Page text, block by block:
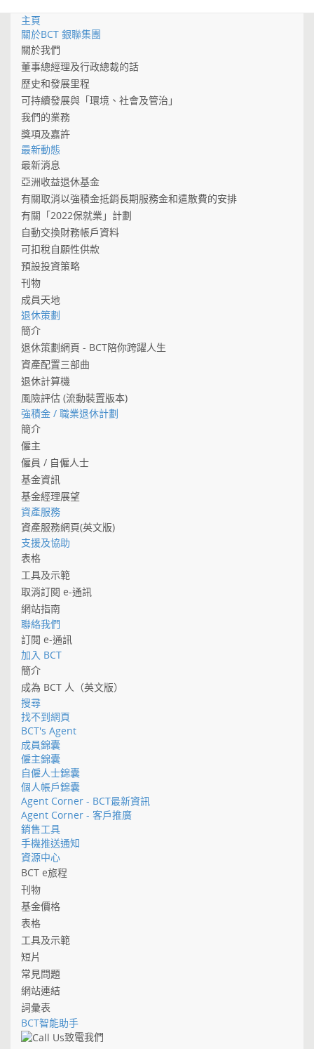
主頁
關於BCT 銀聯集團
關於我們
董事總經理及行政總裁的話
歷史和發展里程
可持續發展與「環境、社會及管治」
我們的業務
獎項及嘉許
最新動態
最新消息
亞洲收益退休基金
有關取消以強積金抵銷長期服務金和遣散費的安排
有關「2022保就業」計劃
自動交換財務帳戶資料
可扣稅自願性供款
預設投資策略
刊物
成員天地
退休策劃
簡介
退休策劃網頁 - BCT陪你跨躍人生
資產配置三部曲
退休計算機
風險評估 (流動裝置版本)
強積金 / 職業退休計劃
簡介
僱主
僱員 / 自僱人士
基金資訊
基金經理展望
資產服務
資產服務網頁(英文版)
支援及協助
表格
工具及示範
取消訂閱 e-通訊
網站指南
聯絡我們
訂閱 e-通訊
加入 BCT
簡介
成為 BCT 人（英文版）
搜尋
找不到網頁
BCT's Agent
成員錦囊
僱主錦囊
自僱人士錦囊
個人帳戶錦囊
Agent Corner - BCT最新資訊
Agent Corner - 客戶推廣
銷售工具
手機推送通知
資源中心
BCT e旅程
刊物
基金價格
表格
工具及示範
短片
常見問題
網站連結
詞彙表
BCT智能助手
致電我們